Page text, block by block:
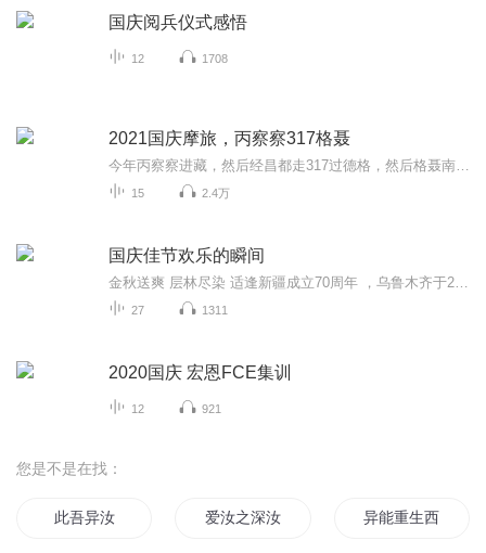
国庆阅兵仪式感悟
12 1708
2021国庆摩旅，丙察察317格聂
15 2.4万
国庆佳节欢乐的瞬间
27 1311
2020国庆 宏恩FCE集训
12 921
您是不是在找：
此吾异汝 爱汝之深汝当知 异能重生西门庆